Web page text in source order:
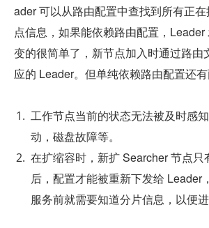
ader 可以从路由配置中查找到所有正
点信息，如果能依赖路由配置，
变的很简单了，新节点加入时通过路由
应的 Leader。但单纯依赖路由配置还有
工作节点当前的状态无法被及时感
动，磁盘故障等。
在扩缩容时，新扩 Searcher 节点只
后，配置才能被重新下发给 Leader
服务前就需要知道分片信息，以便进